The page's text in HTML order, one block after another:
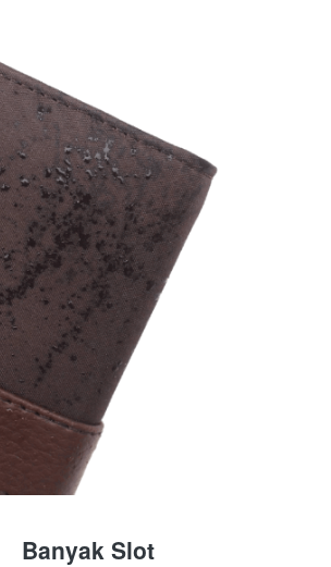
Banyak Slot